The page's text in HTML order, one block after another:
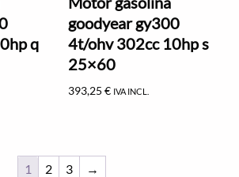
q
goodyear gy300
4t/ohv 302cc 10hp s
25×60
393,25€ IVA INCL.
1 2 3 →